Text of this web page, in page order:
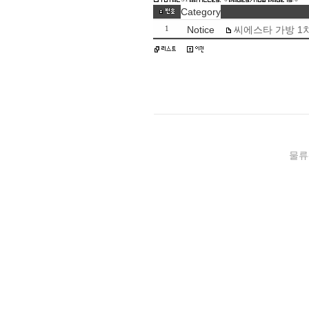
Category
1 Notice 씨에스타 가방 1
물